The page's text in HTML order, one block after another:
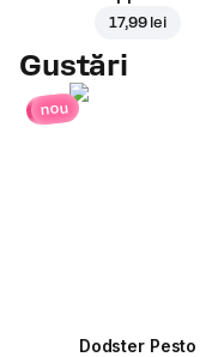
17,99 lei
Gustări
nou
Dodster Pesto